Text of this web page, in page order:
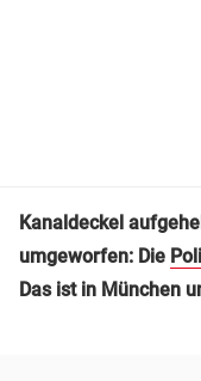
Kanaldeckel
umgeworfen: Die
Das ist in München